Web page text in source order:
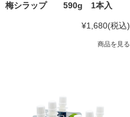
梅シラップ 590g 1本入
¥1,680(税込)
商品を見る